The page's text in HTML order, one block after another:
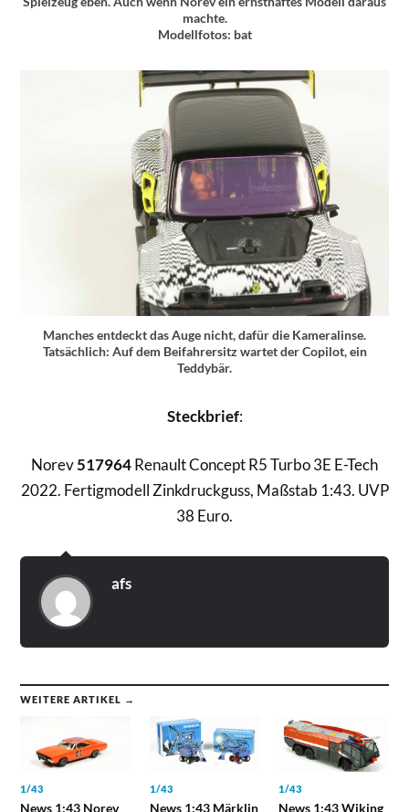
machte.
Modellfotos: bat
Manches entdeckt das Auge nicht, dafür die Kameralinse.
Tatsächlich: Auf dem Beifahrersitz wartet der Copilot, ein
Teddybär.
Steckbrief:
Norev517964Renault Concept R5 Turbo 3E E-Tech
2022. Fertigmodell Zinkdruckguss, Maßstab 1:43. UVP
38 Euro.
afs
WEITERE ARTIKEL →
1/43
News 1:43 Norev
1/43
News 1:43 Märklin
1/43
News 1:43 Wiking